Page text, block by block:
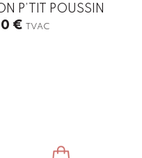
P’TIT POUSSIN
€ TVAC